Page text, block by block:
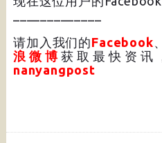
请加入我们的Facebook、
浪微博 获取最快资讯
nanyangpost